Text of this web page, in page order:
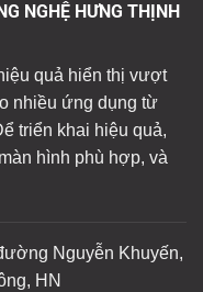
NGHỆ HƯNG THỊNH
quả hiển thị vượt
nhiều ứng dụng từ
triển khai hiệu quả,
hình phù hợp, và
Nguyễn Khuyến,
HN